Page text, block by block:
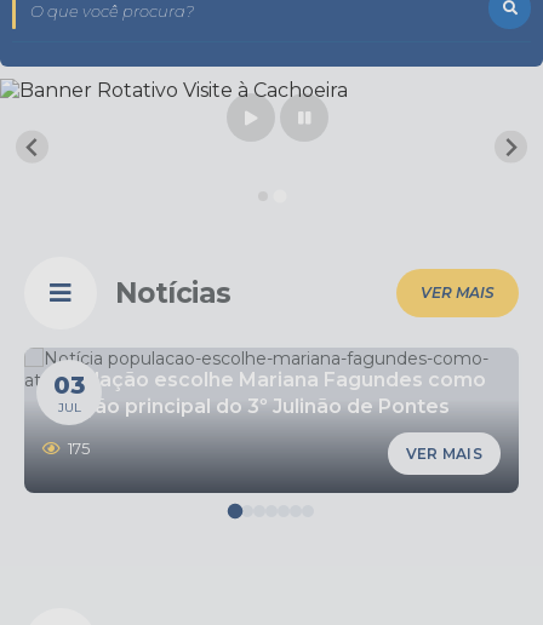
O que você procura?
Notícias VER MAIS
População escolhe Mariana Fagundes como
atração principal do 3º Julinão de Pontes
Gestal
03
JUL
175 VER MAIS